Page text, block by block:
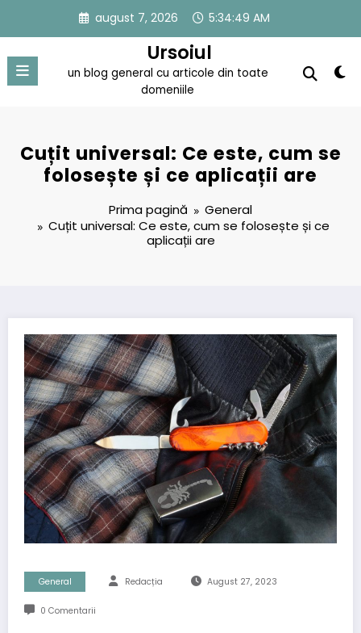
conținut
august 7, 2026 5:34:50 AM
Ursoiul
un blog general cu articole din toate
domeniile
Cuțit universal: Ce este, cum se
folosește și ce aplicații are
Prima pagină
General
Cuțit universal: Ce este, cum se folosește și ce
aplicații are
General Redacția August 27, 2023
0 Comentarii